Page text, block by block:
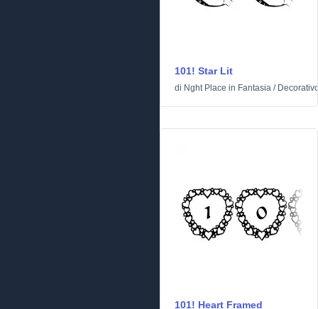
101! Star Lit
di Nght Place in Fantasia /
101! Heart Framed